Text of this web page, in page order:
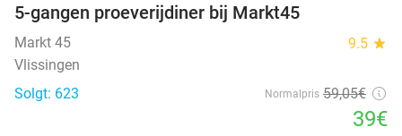
5-gangen proeverijdiner bij Markt45
Markt 45 9.5 star
Vlissingen
Solgt: 623
Normalpris 59,05€
39€